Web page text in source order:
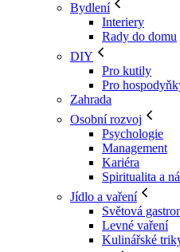
Bydlení
Interiery
Rady do domu
DIY
Pro kutily
Pro
Zahrada
Osobní rozvoj
Psychologie
Management
Kariéra
Spiritualita a
Jídlo a vaření
Světová
Levné vaření
Kulinářské